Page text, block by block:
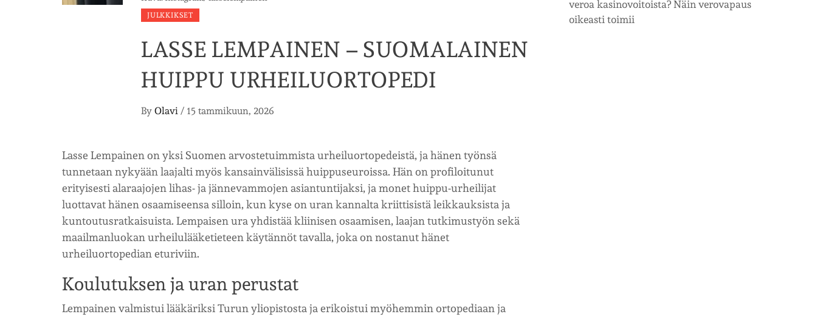
JULKKIKSET
LASSE LEMPAINEN – SUOMALAINEN
HUIPPU URHEILUORTOPEDI
By Olavi / 15 tammikuun, 2026
Lasse Lempainen on yksi Suomen arvostetuimmista urheiluortopedeistä, ja hänen työnsä
tunnetaan nykyään laajalti myös kansainvälisissä huippuseuroissa. Hän on profiloitunut
erityisesti alaraajojen lihas- ja jännevammojen asiantuntijaksi, ja monet huippu-urheilijat
luottavat hänen osaamiseensa silloin, kun kyse on uran kannalta kriittisistä leikkauksista ja
kuntoutusratkaisuista. Lempaisen ura yhdistää kliinisen osaamisen, laajan tutkimustyön sekä
maailmanluokan urheilulääketieteen käytännöt tavalla, joka on nostanut hänet
urheiluortopedian eturiviin.
Koulutuksen ja uran perustat
Lempainen valmistui lääkäriksi Turun yliopistosta ja erikoistui myöhemmin ortopediaan ja
veroa kasinovoitoista? Näin verovapaus
oikeasti toimii